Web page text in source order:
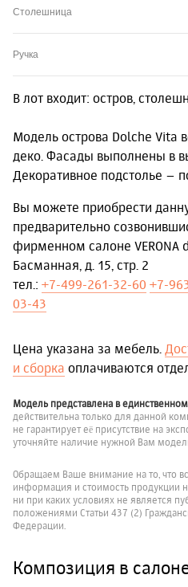
Столешница
Ручка
В лот входит: остров,
Модель острова Dolche Vita
деко. Фасады выполнены в
Декоративное подстолье –
Вы можете приобрести
предварительно
фирменном салоне VERONA
Басманная, д. 15, стр. 2
тел.: +7-499-261-32-60 +7-
03-43
Цена указана за мебель.
и сборка оплачиваются
Модель представлена в
действительна только для данной
не гарантирует её присутствие на
уточняйте наличие нужной Вам
Обращаем Ваше внимание на то, что
информация и стоимость продукции
ни при каких условиях не является
положениями Статьи 437 (2)
Федерации.
Композиция в